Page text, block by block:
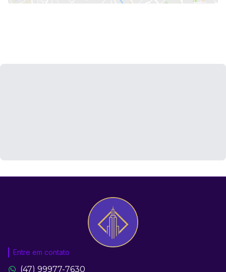
Entre em contato
(47) 99977-7630